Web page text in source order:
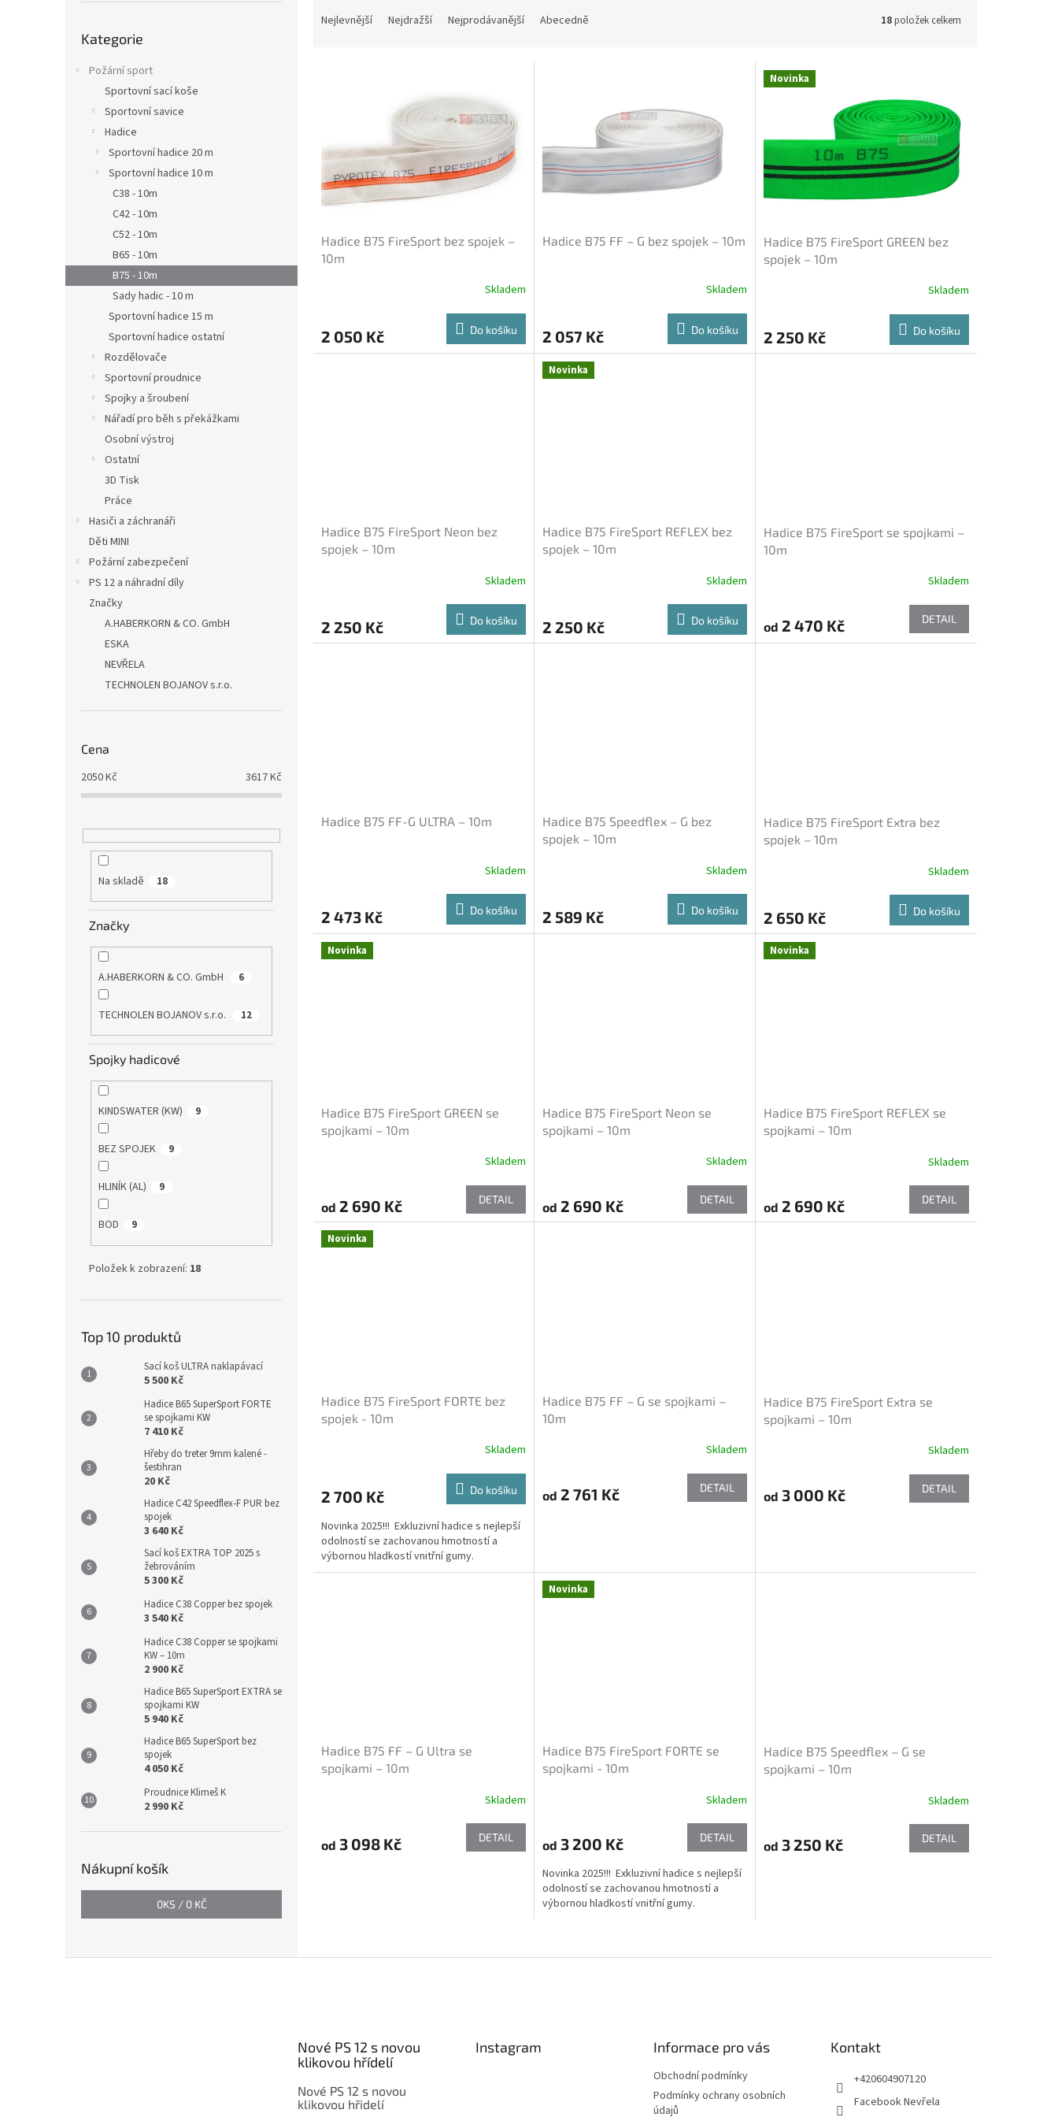
kategorie
Kategorie
Požární sport
Sportovní sací koše
Sportovní savice
Hadice
Sportovní hadice 20 m
Sportovní hadice 10 m
C38 - 10m
C42 - 10m
C52 - 10m
B65 - 10m
B75 - 10m
Sady hadic - 10 m
Sportovní hadice 15 m
Sportovní hadice ostatní
Rozdělovače
Sportovní proudnice
Spojky a šroubení
Nářadí pro běh s překážkami
Osobní výstroj
Ostatní
3D Tisk
Práce
Hasiči a záchranáři
Děti MINI
Požární zabezpečení
PS 12 a náhradní díly
Značky
A.HABERKORN & CO. GmbH
ESKA
NEVŘELA
TECHNOLEN BOJANOV s.r.o.
Cena
2050Kč 3617Kč
Na skladě 18
Značky
A.HABERKORN & CO. GmbH 6
TECHNOLEN BOJANOV s.r.o. 12
Spojky hadicové
KINDSWATER (KW) 9
BEZ SPOJEK 9
HLINÍK (AL) 9
BOD 9
Položek k zobrazení: 18
Top 10 produktů
Sací koš ULTRA naklapávací
5 500 Kč
Hadice B65 SuperSport FORTE
se spojkami KW
7 410 Kč
Hřeby do treter 9mm kalené -
šestihran
20 Kč
Hadice C42 Speedflex-F PUR bez
spojek
3 640 Kč
Sací koš EXTRA TOP 2025 s
žebrováním
5 300 Kč
Hadice C38 Copper bez spojek
3 540 Kč
Hadice C38 Copper se spojkami
KW – 10m
2 900 Kč
Hadice B65 SuperSport EXTRA se
spojkami KW
5 940 Kč
Hadice B65 SuperSport bez
spojek
4 050 Kč
Proudnice Klimeš K
2 990 Kč
Nákupní košík
0KS / 0 KČ
Nejlevnější Nejdražší Nejprodávanější Abecedně 18položek celkem
Hadice B75 FireSport bez spojek –
10m
Skladem
2 050 Kč Do košíku
Hadice B75 FF – G bez spojek – 10m
Skladem
2 057 Kč Do košíku
Novinka
Hadice B75 FireSport GREEN bez
spojek – 10m
Skladem
2 250 Kč Do košíku
Hadice B75 FireSport Neon bez
spojek – 10m
Skladem
2 250 Kč Do košíku
Novinka
Hadice B75 FireSport REFLEX bez
spojek – 10m
Skladem
2 250 Kč Do košíku
Hadice B75 FireSport se spojkami –
10m
Skladem
od 2 470 Kč DETAIL
Hadice B75 FF-G ULTRA – 10m
Skladem
2 473 Kč Do košíku
Hadice B75 Speedflex – G bez
spojek – 10m
Skladem
2 589 Kč Do košíku
Hadice B75 FireSport Extra bez
spojek – 10m
Skladem
2 650 Kč Do košíku
Novinka
Hadice B75 FireSport GREEN se
spojkami – 10m
Skladem
od 2 690 Kč DETAIL
Hadice B75 FireSport Neon se
spojkami – 10m
Skladem
od 2 690 Kč DETAIL
Novinka
Hadice B75 FireSport REFLEX se
spojkami – 10m
Skladem
od 2 690 Kč DETAIL
Novinka
Hadice B75 FireSport FORTE bez
spojek - 10m
Skladem
2 700 Kč Do košíku
Novinka 2025!!! Exkluzivní hadice s nejlepší
odolností se zachovanou hmotností a
výbornou hladkostí vnitřní gumy.
Hadice B75 FF – G se spojkami –
10m
Skladem
od 2 761 Kč DETAIL
Hadice B75 FireSport Extra se
spojkami – 10m
Skladem
od 3 000 Kč DETAIL
Hadice B75 FF – G Ultra se
spojkami – 10m
Skladem
od 3 098 Kč DETAIL
Novinka
Hadice B75 FireSport FORTE se
spojkami - 10m
Skladem
od 3 200 Kč DETAIL
Novinka 2025!!! Exkluzivní hadice s nejlepší
odolností se zachovanou hmotností a
výbornou hladkostí vnitřní gumy.
Hadice B75 Speedflex – G se
spojkami – 10m
Skladem
od 3 250 Kč DETAIL
v
Nové PS 12 s novou
klikovou hřídelí
Nové PS 12 s novou
klikovou hřidelí
Instagram Informace pro vás
Obchodní podmínky
Podmínky ochrany osobních
údajů
Kontakt
+420604907120
Facebook Nevřela